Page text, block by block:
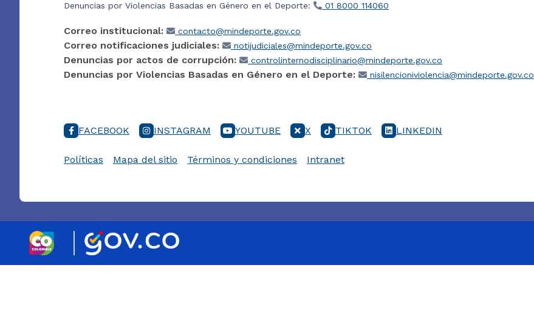
Denuncias por Violencias Basadas en Género en el Deporte:
01 8000 114060
Correo institucional: contacto@mindeporte.gov.co
Correo notificaciones judiciales: notijudiciales@mindeporte.gov.co
Denuncias por actos de corrupción: controlinternodisciplinario@mindeporte.gov.co
Denuncias por Violencias Basadas en Género en el Deporte: nisilencioniviolencia@mindeporte.gov.co
FACEBOOK INSTAGRAM YOUTUBE X TIKTOK LINKEDIN
Políticas Mapa del sitio Términos y condiciones Intranet